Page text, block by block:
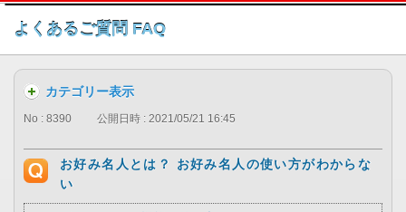
このページの本文へ
よくあるご質問 FAQ
カテゴリー表示
No : 8390 公開日時 : 2021/05/21 16:45
お好み名人とは？ お好み名人の使い方がわからな
い